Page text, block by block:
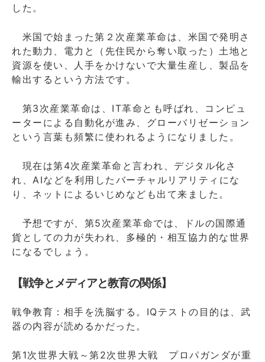
した。
米国で始まった第２次産業革命は、米国で発明さ
れた動力、電力と（先住民から奪い取った）土地と
資源を使い、人手をかけないで大量生産し、製品を
輸出するという方法です。
第3次産業革命は、IT革命とも呼ばれ、コンピュ
ーターによる自動化が進み、グローバリゼーション
という言葉も頻繁に使われるようになりました。
現在は第4次産業革命と言われ、デジタル化さ
れ、AIなどを利用したバーチャルリアリティにな
り、ネットによるいじめなども出て来ました。
予想ですが、第5次産業革命では、ドルの国際通
貨としての力が失われ、多極的・相互協力的な世界
になるでしょう。
【戦争とメディアと教育の関係】
戦争教育：相手を洗脳する。IQテストの目的は、武
器の内容が読めるかだった。
第1次世界大戦～第2次世界大戦 プロパガンダが重